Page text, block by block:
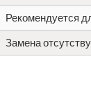
Рекомендуется
Замена